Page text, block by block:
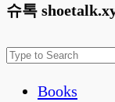
슈톡
Books